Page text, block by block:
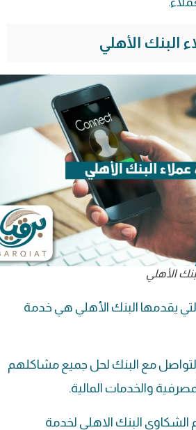
البنك الأهلي
الأهلي
يقدمها البنك الأهلي هي خدمة
مع البنك لحل جميع مشاكلهم
والخدمات المالية.
البنك الاهلي لخدمة